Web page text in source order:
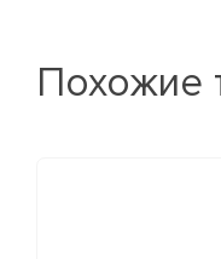
Похожие